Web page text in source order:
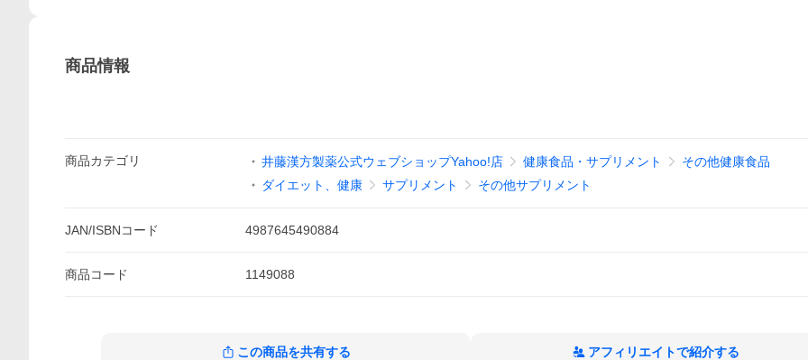
商品情報
商品カテゴリ 井藤漢方製薬公式ウェブショップYahoo!店 健康食品・サプリメント
その他健康食品
ダイエット、健康
サプリメント その他サプリメント
JAN/ISBNコード 4987645490884
商品コード 1149088
この商品を共有する アフィリエイトで紹介する